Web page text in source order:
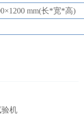
×1200 mm(长*宽*高)
机